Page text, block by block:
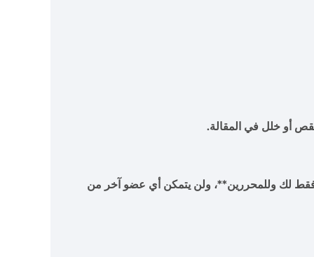
أو خلل في المقالة.
لك وللمحررين**، ولن يتمكن أي عضو آخر من